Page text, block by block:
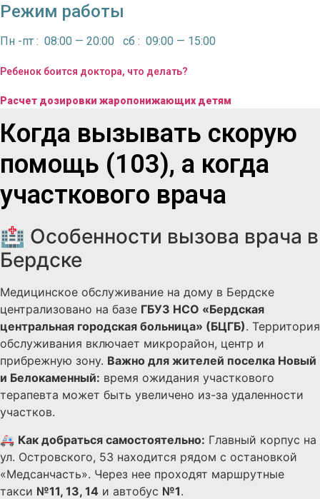
Режим работы
Пн -пт : 08:00 — 20:00 сб : 09:00 — 15:00
Ребенок боится доктора, что делать?
Расчет дозировки жаропонижающих детям
Когда вызывать скорую
помощь (103), а когда
участкового врача
🏥 Особенности вызова врача в
Бердске
Медицинское обслуживание на дому в Бердске
централизовано на базе ГБУЗ НСО «Бердская
центральная городская больница» (БЦГБ). Территория
обслуживания включает микрорайон, центр и
прибрежную зону. Важно для жителей поселка Новый
и Белокаменный: время ожидания участкового
терапевта может быть увеличено из-за удаленности
участков.
🚑 Как добраться самостоятельно: Главный корпус на
ул. Островского, 53 находится рядом с остановкой
«Медсанчасть». Через нее проходят маршрутные
такси №11, 13, 14 и автобус №1.